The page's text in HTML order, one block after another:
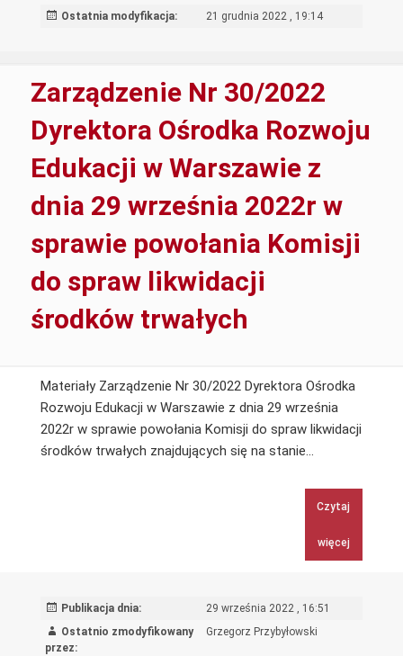
z
2022
r.
w
sprawie
Zarządzenia
7/2021
r.
z
dnia
2021
r.
Ostatnia modyfikacja: 21 grudnia 2022 , 19:14
Zarządzenie Nr 30/2022
Dyrektora Ośrodka Rozwoju
Edukacji w Warszawie z
dnia 29 września 2022r w
sprawie powołania Komisji
do spraw likwidacji
środków trwałych
Materiały Zarządzenie Nr 30/2022 Dyrektora Ośrodka
Rozwoju Edukacji w Warszawie z dnia 29 września
2022r w sprawie powołania Komisji do spraw likwidacji
środków trwałych znajdujących się na stanie…
Czytaj
więcej
30/2022
Dyrektora
Ośrodka
Rozwoju
w
Publikacja dnia:
29 września 2022 , 16:51
Ostatnio zmodyfikowany
przez:
Grzegorz Przybyłowski